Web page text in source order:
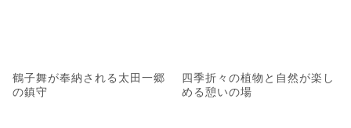
鶴子舞が奉納される太田一郷
の鎮守
四季折々の植物と自然が楽し
める憩いの場